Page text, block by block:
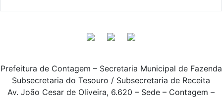
Prefeitura de Contagem – Secretaria Municipal de Fazenda
Subsecretaria do Tesouro / Subsecretaria de Receita
Av. João Cesar de Oliveira, 6.620 – Sede – Contagem –